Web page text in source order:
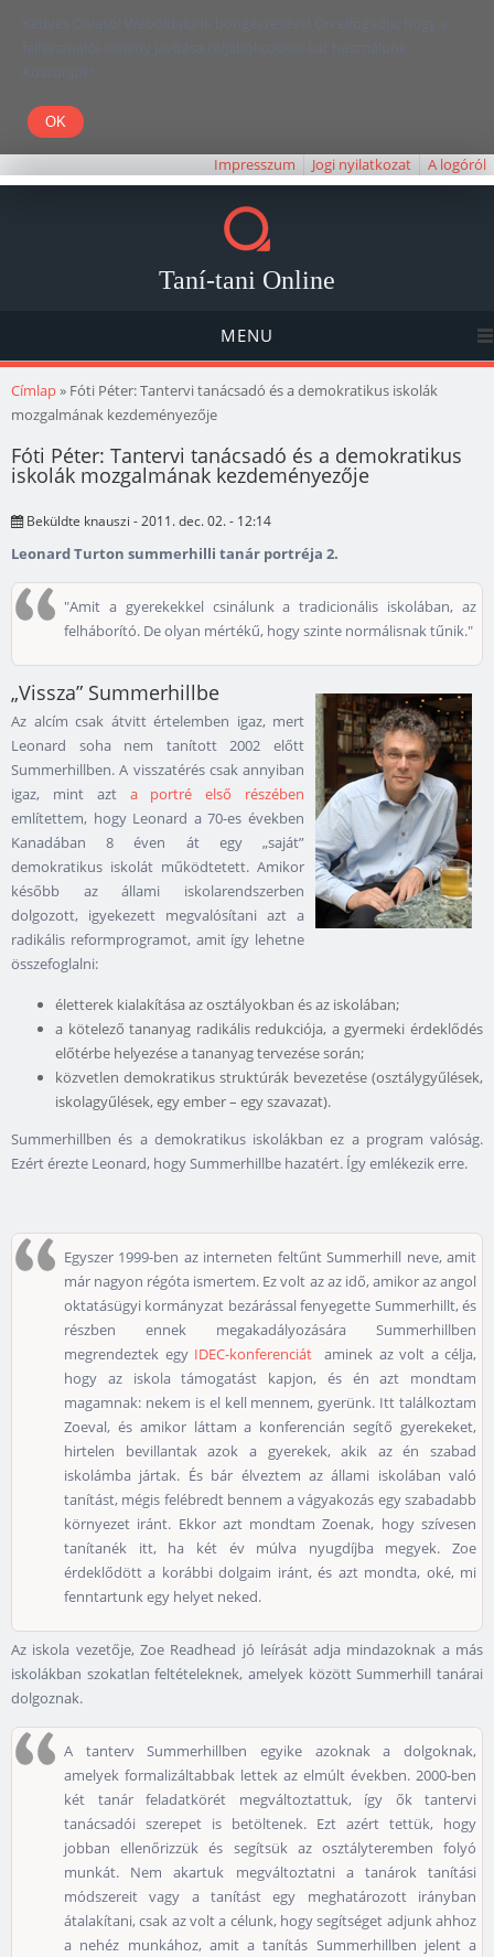
Kedves Olvasó! Weboldalunk böngészésével Ön elfogadja, hogy a
felhasználói élmény javítása céljából cookie-kat használunk.
Köszönjük!
Impresszum Jogi nyilatkozat A logóról
Taní-tani Online
MENU
Jelenlegi hely
Címlap» Fóti Péter: Tantervi tanácsadó és a demokratikus iskolák
mozgalmának kezdeményezője
Fóti Péter: Tantervi tanácsadó és a demokratikus
iskolák mozgalmának kezdeményezője
Beküldte knauszi - 2011. dec. 02. - 12:14
Leonard Turton summerhilli tanár portréja 2.
"Amit a gyerekekkel csinálunk a tradicionális iskolában, az
felháborító. De olyan mértékű, hogy szinte normálisnak tűnik."
„Vissza” Summerhillbe
Az alcím csak átvitt értelemben igaz, mert
Leonard soha nem tanított 2002 előtt
Summerhillben. A visszatérés csak annyiban
igaz, mint azt a portré első részében
említettem, hogy Leonard a 70-es években
Kanadában 8 éven át egy „saját”
demokratikus iskolát működtetett. Amikor
később az állami iskolarendszerben
dolgozott, igyekezett megvalósítani azt a
radikális reformprogramot, amit így lehetne
összefoglalni:
életterek kialakítása az osztályokban és az iskolában;
a kötelező tananyag radikális redukciója, a gyermeki érdeklődés
előtérbe helyezése a tananyag tervezése során;
közvetlen demokratikus struktúrák bevezetése (osztálygyűlések,
iskolagyűlések, egy ember – egy szavazat).
Summerhillben és a demokratikus iskolákban ez a program valóság.
Ezért érezte Leonard, hogy Summerhillbe hazatért. Így emlékezik erre.
Egyszer 1999-ben az interneten feltűnt Summerhill neve, amit
már nagyon régóta ismertem. Ez volt az az idő, amikor az angol
oktatásügyi kormányzat bezárással fenyegette Summerhillt, és
részben ennek megakadályozására Summerhillben
megrendeztek egy IDEC-konferenciát
aminek az volt a célja,
hogy az iskola támogatást kapjon, és én azt mondtam
magamnak: nekem is el kell mennem, gyerünk. Itt találkoztam
Zoeval, és amikor láttam a konferencián segítő gyerekeket,
hirtelen bevillantak azok a gyerekek, akik az én szabad
iskolámba jártak. És bár élveztem az állami iskolában való
tanítást, mégis felébredt bennem a vágyakozás egy szabadabb
környezet iránt. Ekkor azt mondtam Zoenak, hogy szívesen
tanítanék itt, ha két év múlva nyugdíjba megyek. Zoe
érdeklődött a korábbi dolgaim iránt, és azt mondta, oké, mi
fenntartunk egy helyet neked.
Az iskola vezetője, Zoe Readhead jó leírását adja mindazoknak a más
iskolákban szokatlan feltételeknek, amelyek között Summerhill tanárai
dolgoznak.
A tanterv Summerhillben egyike azoknak a dolgoknak,
amelyek formalizáltabbak lettek az elmúlt években. 2000-ben
két tanár feladatkörét megváltoztattuk, így ők tantervi
tanácsadói szerepet is betöltenek. Ezt azért tettük, hogy
jobban ellenőrizzük és segítsük az osztályteremben folyó
munkát. Nem akartuk megváltoztatni a tanárok tanítási
módszereit vagy a tanítást egy meghatározott irányban
átalakítani, csak az volt a célunk, hogy segítséget adjunk ahhoz
a nehéz munkához, amit a tanítás Summerhillben jelent a